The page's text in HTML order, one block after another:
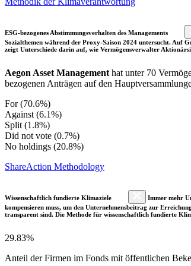
ESG-bezogenes Abstimmungsverhalten des Managements
Sozialthemen während der Proxy-Saison 2024 untersucht. Auf
zeigt Unterschiede darin auf, wie Vermögensverwalter
Aegon Asset Management hat unter 70
bezogenen Anträgen auf den
For (70.6%)
Against (6.1%)
Split (1.8%)
Did not vote (0.7%)
No holdings (20.8%)
ShareAction Methodology
Wissenschaftlich fundierte Klimaziele
Immer mehr
kompensieren muss, um den Unternehmensbeitrag zur
transparent sind. Die Methode für wissenschaftlich fundierte
29.83%
Anteil der Firmen im Fonds mit öffentlichen